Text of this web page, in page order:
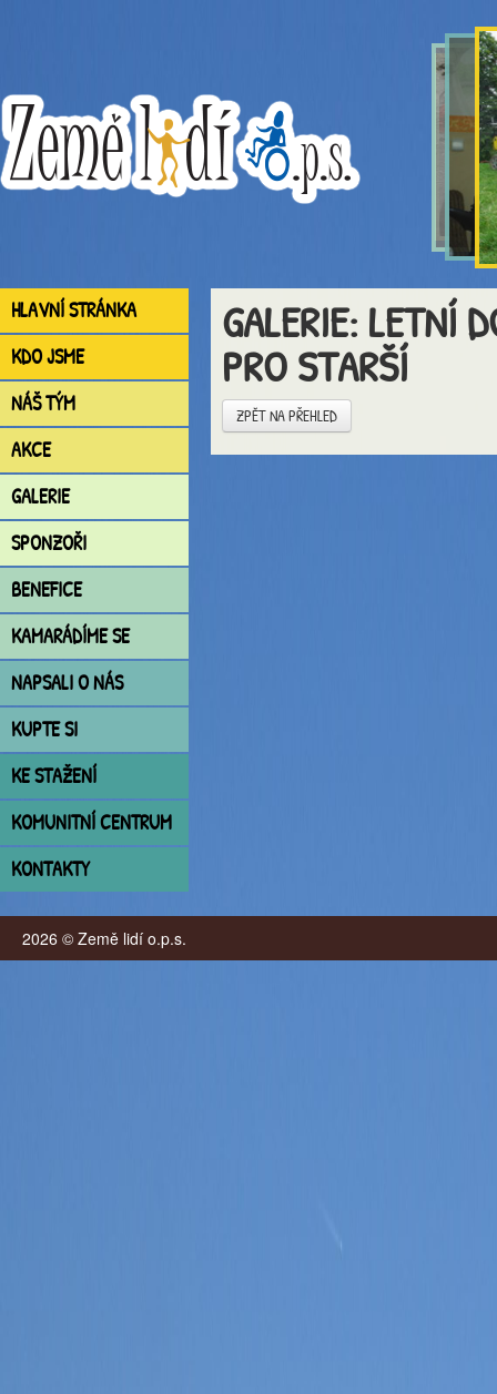
HLAVNÍ STRÁNKA
KDO JSME
NÁŠ TÝM
AKCE
GALERIE
SPONZOŘI
BENEFICE
KAMARÁDÍME SE
NAPSALI O NÁS
KUPTE SI
KE STAŽENÍ
KOMUNITNÍ CENTRUM
KONTAKTY
GALERIE: LETNÍ
PRO STARŠÍ
ZPĚT NA PŘEHLED
2026 © Země lidí o.p.s.